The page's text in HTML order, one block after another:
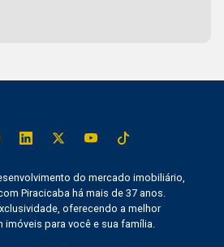
do mercado imobiliário,
Piracicaba há mais de 37 anos.
oferecendo a melhor
imóveis para você e sua família.